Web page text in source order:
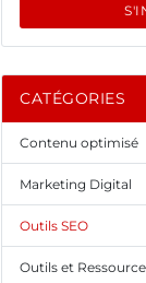
CATÉGORIES
Contenu optimisé
Marketing Digital
Outils SEO
Outils et